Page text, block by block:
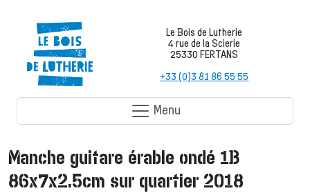
Le Bois de Lutherie
4 rue de la Scierie
25330 FERTANS
+33 (0)3 81 86 55 55
Menu
Manche guitare érable ondé 1B
86x7x2.5cm sur quartier 2018